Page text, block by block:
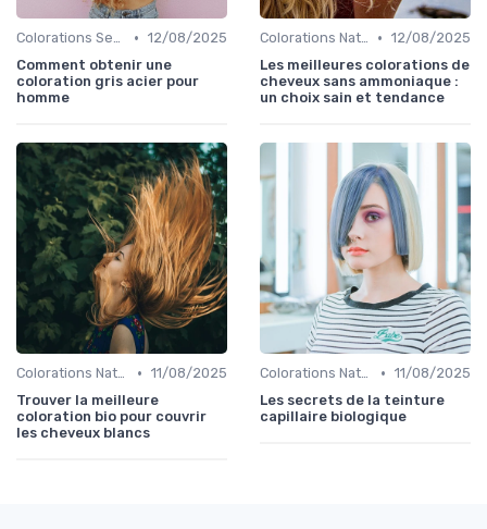
Colorations Semi-Permanentes • 12/08/2025
Comment obtenir une
coloration gris acier pour
homme
Colorations Naturelles et Bio • 12/08/2025
Les meilleures colorations de
cheveux sans ammoniaque :
un choix sain et tendance
Colorations Naturelles et Bio • 11/08/2025
Trouver la meilleure
coloration bio pour couvrir
les cheveux blancs
Colorations Naturelles et Bio • 11/08/2025
Les secrets de la teinture
capillaire biologique